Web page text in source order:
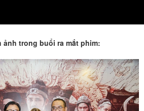
ảnh trong buổi ra mắt phim: